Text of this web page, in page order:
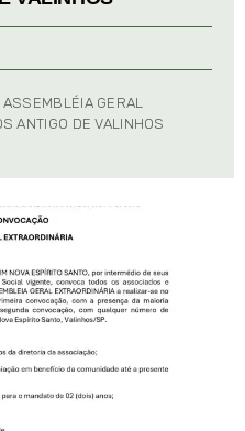
GERAL
ANTIGO DE VALINHOS